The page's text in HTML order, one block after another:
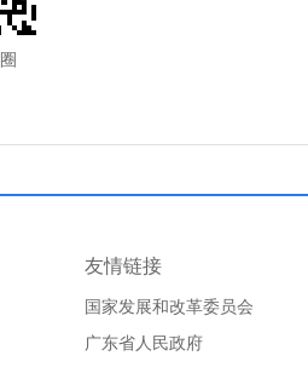
友情链接
国家发展和改革委员会
广东省人民政府